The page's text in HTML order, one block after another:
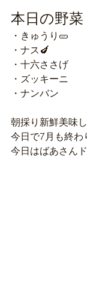
本日の野菜
・きゅうり🥒
・ナス🍆
・十六ささげ
・ズッキーニ
・ナンバン
朝採り新鮮美味
今日で7月も終わ
今日はばあさん